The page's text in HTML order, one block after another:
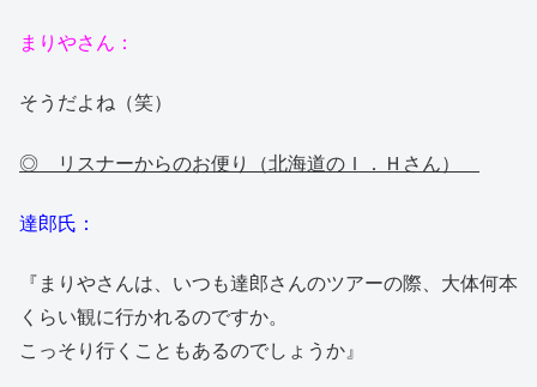
まりやさん：
そうだよね（笑）
◎ リスナーからのお便り（北海道のＩ．Ｈさん）
達郎氏：
『まりやさんは、いつも達郎さんのツアーの際、大体何本
くらい観に行かれるのですか。
こっそり行くこともあるのでしょうか』